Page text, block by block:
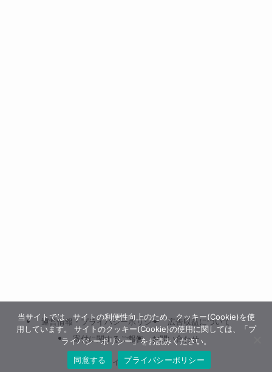
運営情報・プライバシーポリシー
広告収益について
寄付に関するご報告
お問い合わせ
©ホロライブ グッズ情報まとめ.
当サイトでは、サイトの利便性向上のため、クッキー(Cookie)を使
用しています。 サイトのクッキー(Cookie)の使用に関しては、「プ
ライバシーポリシー」をお読みください。
同意する
プライバシーポリシー